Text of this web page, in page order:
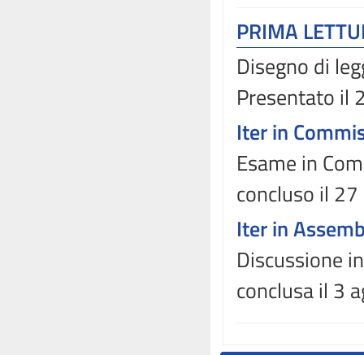
PRIMA
Disegno di
Presentato il
Iter in
Esame in
concluso il
Iter in
Discussione
conclusa il 3